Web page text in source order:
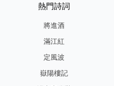
熱門詩詞
將進酒
滿江紅
定風波
嶽陽樓記